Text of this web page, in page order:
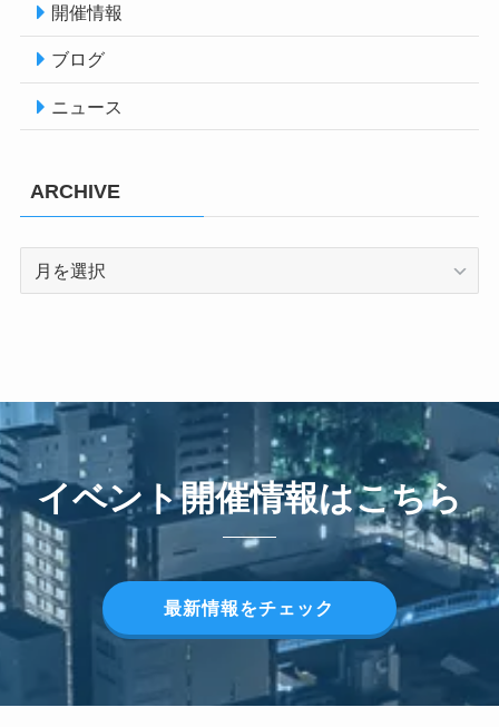
開催情報
ブログ
ニュース
ARCHIVE
ARCHIVE
イベント開催情報はこちら
最新情報をチェック